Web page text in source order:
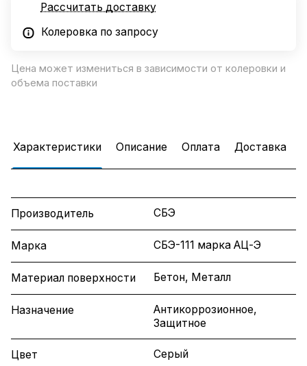
Рассчитать доставку
Колеровка по запросу
Цена может измениться в зависимости от колеровки и
объема поставки
Характеристики Описание Оплата Доставка
Производитель СБЭ
Марка СБЭ-111 марка АЦ-Э
Материал поверхности Бетон, Металл
Назначение
Антикоррозионное,
Защитное
Цвет Серый